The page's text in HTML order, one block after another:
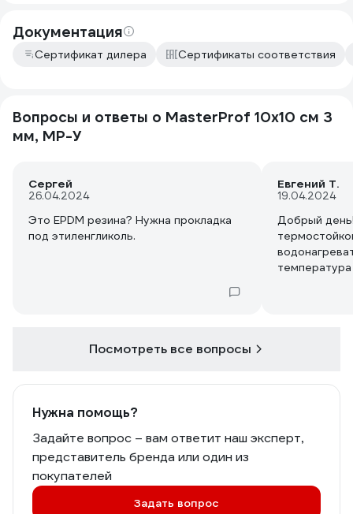
Документация
Сертификат дилера Сертификаты соответствия
Вопросы и ответы о MasterProf 10х10 см 3
мм, MP-У
Сергей
26.04.2024
Это EPDM резина? Нужна прокладка
под этиленгликоль.
Евгений Т.
19.04.2024
Добрый
Посмотреть все вопросы
Нужна помощь?
Задайте вопрос – вам ответит наш эксперт,
представитель бренда или один из
покупателей
Задать вопрос